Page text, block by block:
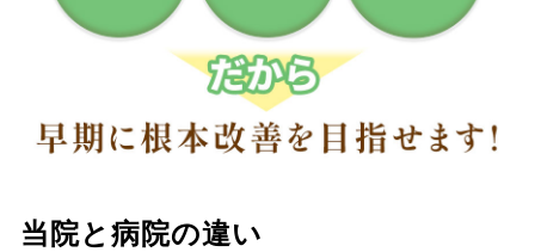
当院と病院の違い